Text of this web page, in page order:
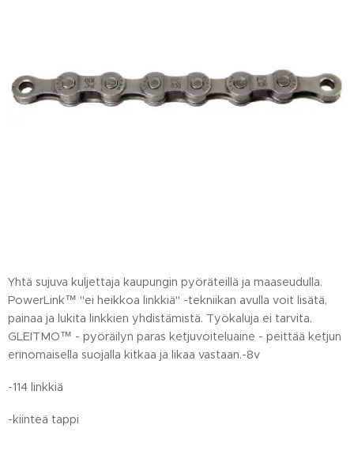
Yhtä sujuva kuljettaja kaupungin pyöräteillä ja maaseudulla.
PowerLink™ "ei heikkoa linkkiä" -tekniikan avulla voit lisätä,
painaa ja lukita linkkien yhdistämistä. Työkaluja ei tarvita.
GLEITMO™ - pyöräilyn paras ketjuvoiteluaine - peittää ketjun
erinomaisella suojalla kitkaa ja likaa vastaan.-8v
-114 linkkiä
-kiinteä tappi